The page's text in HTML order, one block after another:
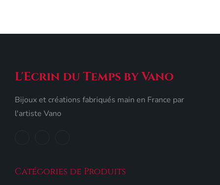
L'Ecrin du Temps by Vano
Bijoux et créations fabriqués main en France par
l'artiste Vano
Catégories de Produits